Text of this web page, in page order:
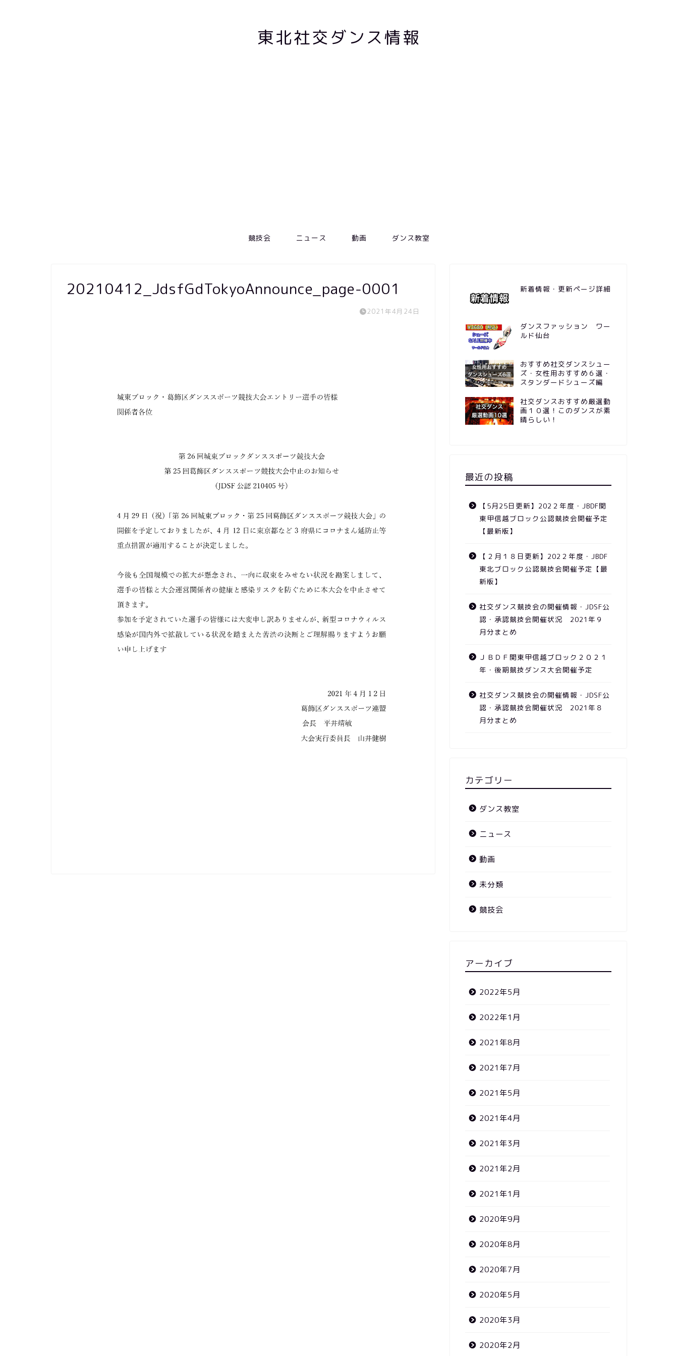
東北社交ダンス情報
競技会 ニュース 動画 ダンス教室
20210412_JdsfGdTokyoAnnounce_page-0001
2021年4月24日
新着情報・更新ページ詳細
ダンスファッション ワー
ルド仙台
おすすめ社交ダンスシュー
ズ・女性用おすすめ６選・
スタンダードシューズ編
社交ダンスおすすめ厳選動
画１０選！このダンスが素
晴らしい！
最近の投稿
【5月25日更新】202２年度・JBDF関
東甲信越ブロック公認競技会開催予定
【最新版】
【２月１８日更新】202２年度・JBDF
東北ブロック公認競技会開催予定【最
新版】
社交ダンス競技会の開催情報・JDSF公
認・承認競技会開催状況 2021年９
月分まとめ
ＪＢＤＦ関東甲信越ブロック２０２１
年・後期競技ダンス大会開催予定
社交ダンス競技会の開催情報・JDSF公
認・承認競技会開催状況 2021年８
月分まとめ
カテゴリー
ダンス教室
ニュース
動画
未分類
競技会
アーカイブ
2022年5月
2022年1月
2021年8月
2021年7月
2021年5月
2021年4月
2021年3月
2021年2月
2021年1月
2020年9月
2020年8月
2020年7月
2020年5月
2020年3月
2020年2月